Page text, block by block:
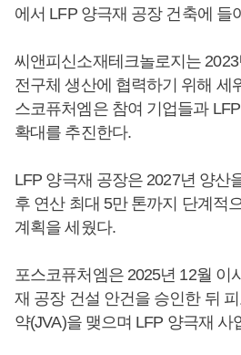
에서 LFP 양극재 공장 건축에 들
씨앤피신소재테크놀로지는
전구체 생산에 협력하기 위해 세
스코퓨처엠은 참여 기업들과
확대를 추진한다.
LFP 양극재 공장은 2027년 양산
후 연산 최대 5만 톤까지 단계적
계획을 세웠다.
포스코퓨처엠은 2025년 12월 이
재 공장 건설 안건을 승인한 뒤
약(JVA)을 맺으며 LFP 양극재 사